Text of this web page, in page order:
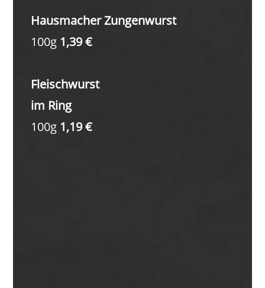
Hausmacher Zungenwurst
100g1,39 €
Fleischwurst
im Ring
100g1,19 €